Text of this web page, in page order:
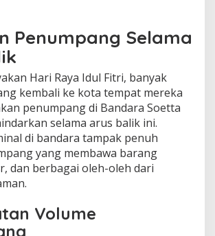
Penumpang Selama
Hari Raya Idul Fitri, banyak
kembali ke kota tempat mereka
penumpang di Bandara Soetta
selama arus balik ini.
di bandara tampak penuh
yang membawa barang
dan berbagai oleh-oleh dari
Volume